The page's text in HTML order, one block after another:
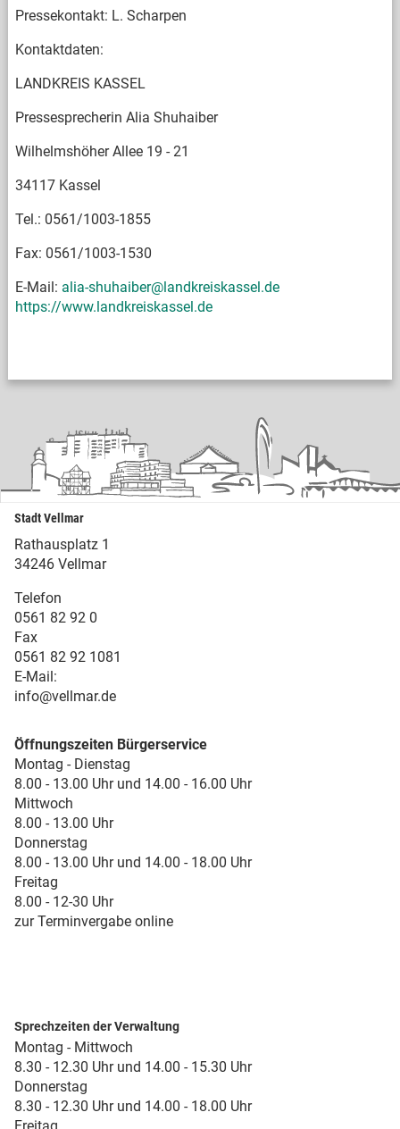
Pressekontakt: L. Scharpen
Kontaktdaten:
LANDKREIS KASSEL
Pressesprecherin Alia Shuhaiber
Wilhelmshöher Allee 19 - 21
34117 Kassel
Tel.: 0561/1003-1855
Fax: 0561/1003-1530
E-Mail: alia-shuhaiber@landkreiskassel.de
https://www.landkreiskassel.de
Stadt Vellmar
Rathausplatz 1
34246 Vellmar
Telefon
0561 82 92 0
Fax
0561 82 92 1081
E-Mail:
info@vellmar.de
Öffnungszeiten Bürgerservice
Montag - Dienstag
8.00 - 13.00 Uhr und 14.00 - 16.00 Uhr
Mittwoch
8.00 - 13.00 Uhr
Donnerstag
8.00 - 13.00 Uhr und 14.00 - 18.00 Uhr
Freitag
8.00 - 12-30 Uhr
zur Terminvergabe online
Sprechzeiten der Verwaltung
Montag - Mittwoch
8.30 - 12.30 Uhr und 14.00 - 15.30 Uhr
Donnerstag
8.30 - 12.30 Uhr und 14.00 - 18.00 Uhr